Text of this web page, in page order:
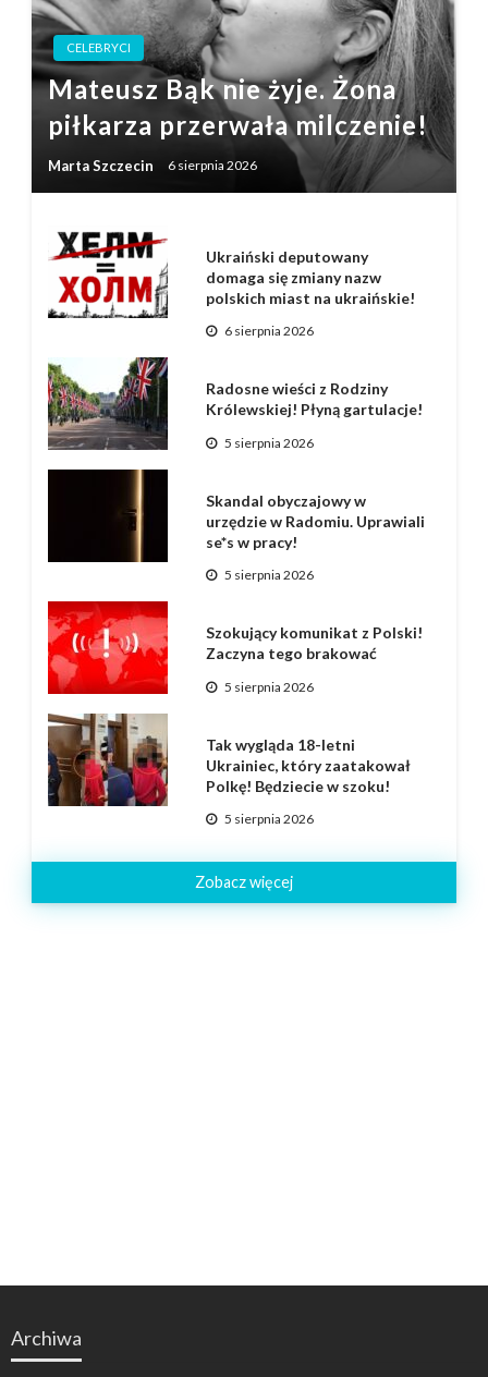
CELEBRYCI
Mateusz Bąk nie żyje. Żona
piłkarza przerwała milczenie!
Marta Szczecin 6 sierpnia 2026
Ukraiński deputowany
domaga się zmiany nazw
polskich miast na ukraińskie!
6 sierpnia 2026
Radosne wieści z Rodziny
Królewskiej! Płyną gartulacje!
5 sierpnia 2026
Skandal obyczajowy w
urzędzie w Radomiu. Uprawiali
se*s w pracy!
5 sierpnia 2026
Szokujący komunikat z Polski!
Zaczyna tego brakować
5 sierpnia 2026
Tak wygląda 18-letni
Ukrainiec, który zaatakował
Polkę! Będziecie w szoku!
5 sierpnia 2026
Zobacz więcej
Archiwa